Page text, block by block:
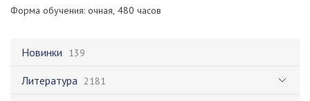
Новинки 139
Литература 2181
Форма обучения: очная, 480 часов